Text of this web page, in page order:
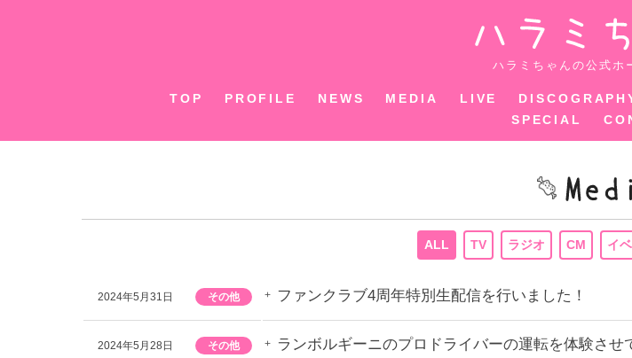
ハラミちゃんの公式ホ
TOP PROFILE NEWS MEDIA LIVE
SPECIAL
ALL TV ラジオ CM イ
2024年5月31日 その他 ファンクラブ4周年特別生配信を行いました！
2024年5月28日 その他 ランボルギーニのプロドライバーの運転を体験させ